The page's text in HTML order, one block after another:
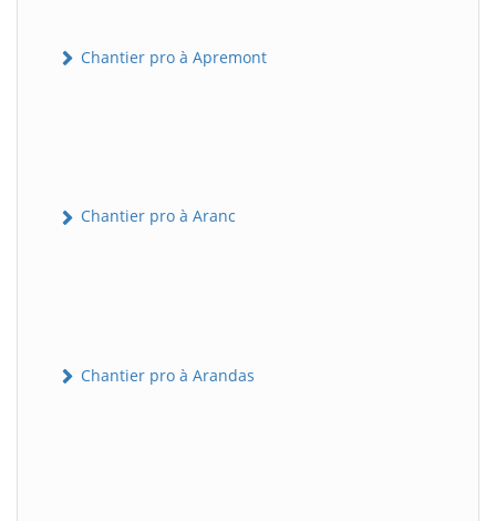
Chantier pro à Apremont
Chantier pro à Aranc
Chantier pro à Arandas